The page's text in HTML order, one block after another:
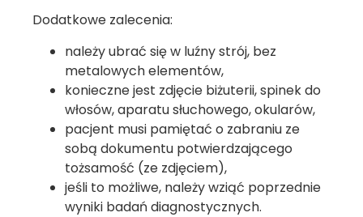
Dodatkowe zalecenia:
należy ubrać się w luźny strój, bez
metalowych elementów,
konieczne jest zdjęcie biżuterii, spinek do
włosów, aparatu słuchowego, okularów,
pacjent musi pamiętać o zabraniu ze
sobą dokumentu potwierdzającego
tożsamość (ze zdjęciem),
jeśli to możliwe, należy wziąć poprzednie
wyniki badań diagnostycznych.